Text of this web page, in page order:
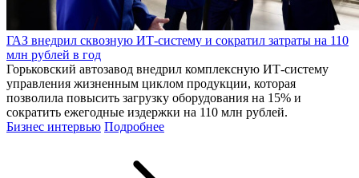
Ил-114-300 и двигатель ПД-8 получили сертификаты типа
Первый вице-премьер Денис Мантуров на ПМЭФ-2026
принял участие в церемонии выдачи сертификатов типа на
самолет Ил-114-300 и двигатель ПД-8 для «Суперджета», что
открывает запуск их коммерческой эксплуатации. Об этом
сообщает правительство России.